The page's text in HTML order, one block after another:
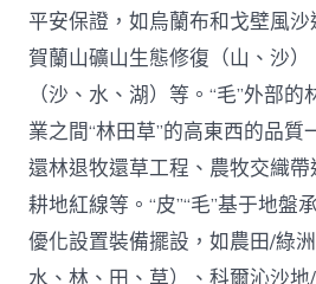
平安保證，如烏蘭布和戈壁風沙
賀蘭山礦山生態修復（山、沙
（沙、水、湖）等。“毛”外部
業之間“林田草”的高東西的品質
還林退牧還草工程、農牧交織
耕地紅線等。“皮”“毛”基于地盤
優化設置裝備擺設，如農田/綠
水、林、田、草）、科爾沁沙地